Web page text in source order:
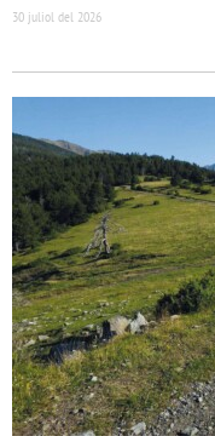
30 juliol del 2026